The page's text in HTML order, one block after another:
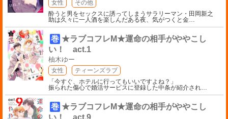
女性
その他
酔うと男をセックスに誘ってしまうサラリーマン・田岡新之
助は久々に一人酒を楽しんだある夜、気がつくと金…
巻 ★ラブコフレM★運命の相手がややこし
い！ act.1
柚木ゆー
女性
ティーンズラブ
「今すぐ、ホテルに行ってもいいですよね？」
振られた傷心で婚活サービスに登録した中条が紹介され…
巻 ★ラブコフレM★運命の相手がややこし